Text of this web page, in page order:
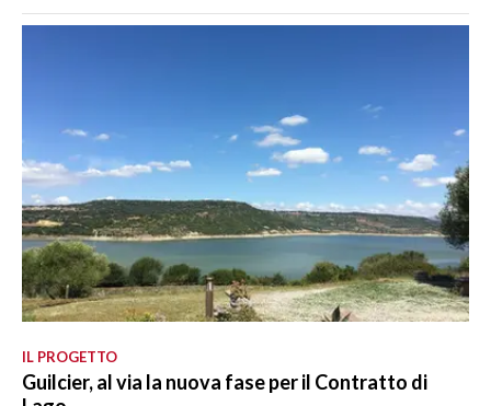
IL PROGETTO
Guilcier, al via la nuova fase per il Contratto di